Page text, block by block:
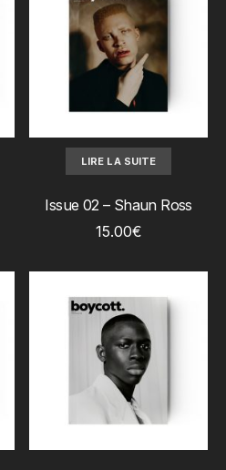
LIRE LA SUITE
Issue 02 – Shaun Ross
15.00€